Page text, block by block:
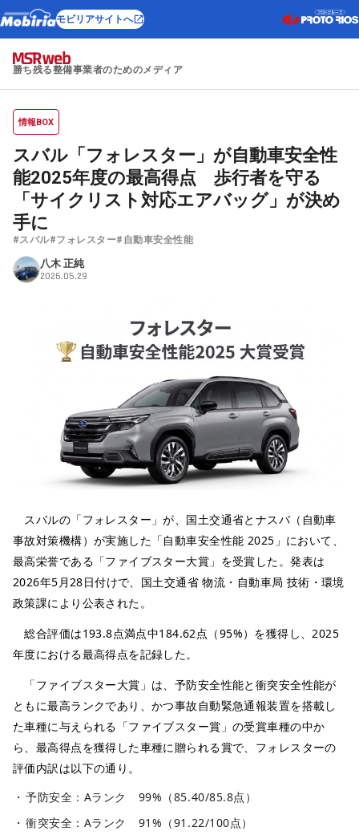
モビリアサイトへ
勝ち残る整備事業者のためのメディア
情報BOX
スバル「フォレスター」が自動車安全性
能2025年度の最高得点 歩行者を守る
「サイクリスト対応エアバッグ」が決め
手に
#スバル#フォレスター#自動車安全性能
八木 正純
2026.05.29
スバルの「フォレスター」が、国土交通省とナスバ（自動車
事故対策機構）が実施した「自動車安全性能 2025」において、
最高栄誉である「ファイブスター大賞」を受賞した。発表は
2026年5月28日付けで、国土交通省 物流・自動車局 技術・環境
政策課により公表された。
総合評価は193.8点満点中184.62点（95%）を獲得し、2025
年度における最高得点を記録した。
「ファイブスター大賞」は、予防安全性能と衝突安全性能が
ともに最高ランクであり、かつ事故自動緊急通報装置を搭載し
た車種に与えられる「ファイブスター賞」の受賞車種の中か
ら、最高得点を獲得した車種に贈られる賞で、フォレスターの
評価内訳は以下の通り。
予防安全：Aランク 99%（85.40/85.8点）
衝突安全：Aランク 91%（91.22/100点）